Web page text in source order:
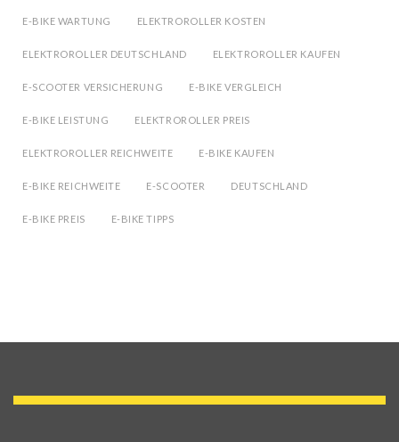
E-BIKE WARTUNG ELEKTROROLLER KOSTEN
ELEKTROROLLER DEUTSCHLAND ELEKTROROLLER KAUFEN
E-SCOOTER VERSICHERUNG E-BIKE VERGLEICH
E-BIKE LEISTUNG ELEKTROROLLER PREIS
ELEKTROROLLER REICHWEITE E-BIKE KAUFEN
E-BIKE REICHWEITE E-SCOOTER DEUTSCHLAND
E-BIKE PREIS E-BIKE TIPPS